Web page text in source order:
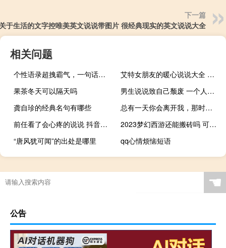
下一篇
于生活的文字控唯美英文说说带图片 很经典现实的英文说说大全
相关问题
个性语录超拽霸气，一句话个性语录
艾特女朋友的暖心说说大全 感到幸福开心的爱情句子
果茶冬天可以隔天吗
男生说说致自己颓废 一个人很颓废的男生说说
龚自珍的经典名句有哪些
总有一天你会离开我，那时我会很心酸，但也会很勇敢
前任看了会心疼的说说 抖音伤感虐心说说大全
2023梦幻西游还能搬砖吗 可以搬砖的手游排行榜2023
“唐风犹可闻”的出处是哪里
qq心情烦恼短语
☚
公告